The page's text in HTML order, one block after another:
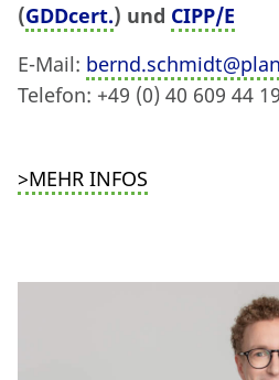
(GDDcert.) und CIPP/E
E-Mail:
Telefon: +49 (0) 40 609 44
>MEHR INFOS